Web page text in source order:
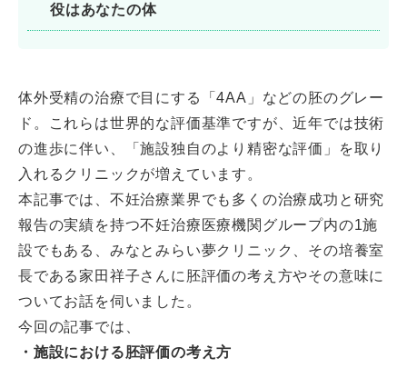
役はあなたの体
体外受精の治療で目にする「4AA」などの胚のグレー
ド。これらは世界的な評価基準ですが、近年では技術
の進歩に伴い、「施設独自のより精密な評価」を取り
入れるクリニックが増えています。
本記事では、不妊治療業界でも多くの治療成功と研究
報告の実績を持つ不妊治療医療機関グループ内の1施
設でもある、みなとみらい夢クリニック、その培養室
長である家田祥子さんに胚評価の考え方やその意味に
ついてお話を伺いました。
今回の記事では、
・施設における胚評価の考え方